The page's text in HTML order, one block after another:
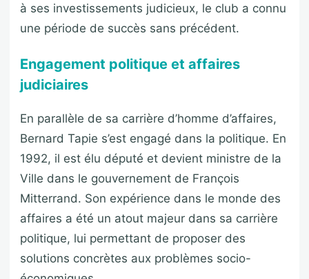
à ses investissements judicieux, le club a connu
une période de succès sans précédent.
Engagement politique et affaires
judiciaires
En parallèle de sa carrière d’homme d’affaires,
Bernard Tapie s’est engagé dans la politique. En
1992, il est élu député et devient ministre de la
Ville dans le gouvernement de François
Mitterrand. Son expérience dans le monde des
affaires a été un atout majeur dans sa carrière
politique, lui permettant de proposer des
solutions concrètes aux problèmes socio-